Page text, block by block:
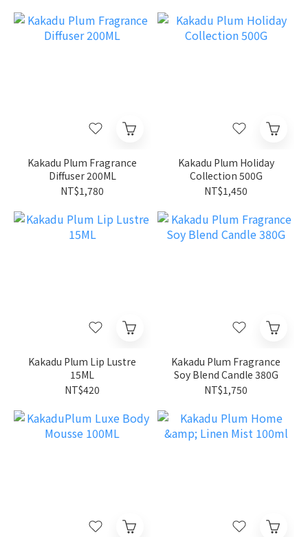
Kakadu Plum Fragrance
Diffuser 200ML
NT$1,780
Kakadu Plum Holiday
Collection 500G
NT$1,450
Kakadu Plum Lip Lustre
15ML
NT$420
Kakadu Plum Fragrance
Soy Blend Candle 380G
NT$1,750